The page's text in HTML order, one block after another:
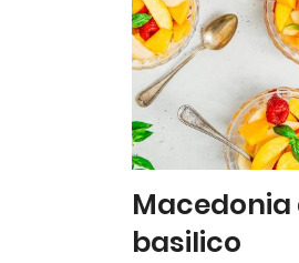
Macedonia
basilico